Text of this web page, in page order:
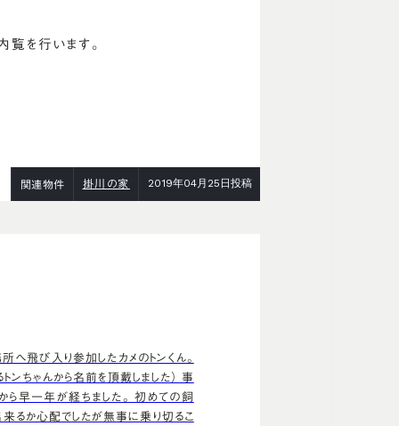
を行います。
関連物件 掛川の家 2019年04月25日投稿
飛び入り参加したカメのトンくん。
トンちゃんから名前を頂戴しました） 事
ら早一年が経ちました。 初めての飼
来るか心配でしたが無事に乗り切るこ